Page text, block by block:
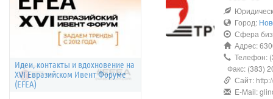
Идеи, контакты и вдохновение на
XVI Евразийском Ивент Форуме
(EFEA)
Город:
Сфера
Адрес:
Телефон:
Факс: (383)
Сайт:
E-Mail: